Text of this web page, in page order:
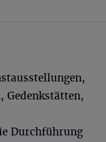
Gedenkstätten,
Durchführung